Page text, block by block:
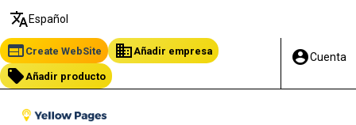
translate Español
web Create WebSite business Añadir empresa
local_offer Añadir producto
account_circleCuenta